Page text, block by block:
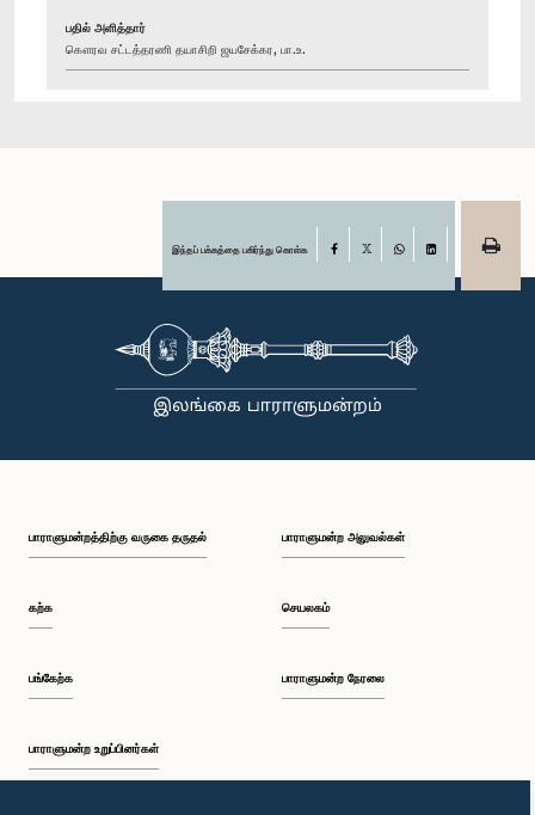
பதில் அளித்தார்
கௌரவ சட்டத்தரணி தயாசிறி ஜயசேக்கர, பா.உ.
இந்தப் பக்கத்தை பகிர்ந்து கொள்க Facebook
பாராளுமன்றத்திற்கு வருகை தருதல்
கற்க
பங்கேற்க
பாராளுமன்ற உறுப்பினர்கள்
பாராளுமன்ற அலுவல்கள்
செயலகம்
பாராளுமன்ற நேரலை